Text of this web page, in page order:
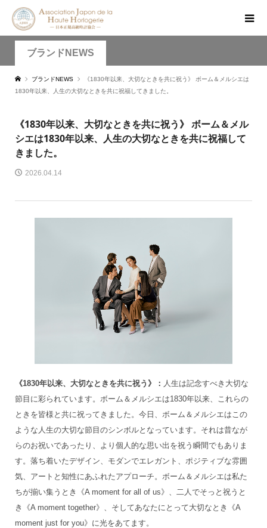
ブランドNEWS
ブランドNEWS
《1830年以来、大切なときを共に祝う》 ボーム＆メルシエは
1830年以来、人生の大切なときを共に祝福してきました。
《1830年以来、大切なときを共に祝う》 ボーム＆メル
シエは1830年以来、人生の大切なときを共に祝福して
きました。
2026.04.14
《1830年以来、大切なときを共に祝う》： 人生は記念すべき大切な
節目に彩られています。ボーム＆メルシエは1830年以来、これらの
ときを皆様と共に祝ってきました。今日、ボーム＆メルシエはこの
ような人生の大切な節目のシンボルとなっています。それは昔なが
らのお祝いであったり、より個人的な思い出を祝う瞬間でもありま
す。落ち着いたデザイン、モダンでエレガント、ポジティブな雰囲
気、アートと知性にあふれたアプローチ。ボーム＆メルシエは私た
ちが揃い集うとき《A moment for all of us》、二人でそっと祝うと
き《A moment together》、そしてあなたにとって大切なとき《A
moment just for you》に光をあてます。